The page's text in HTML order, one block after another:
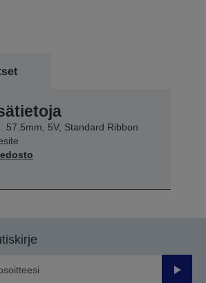
57.5mm, 5V, Standard Ribbon
Lähetä